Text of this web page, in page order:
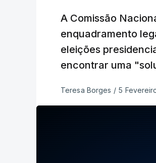
A Comissão
enquadramento
eleições
encontrar uma
Teresa Borges / 5